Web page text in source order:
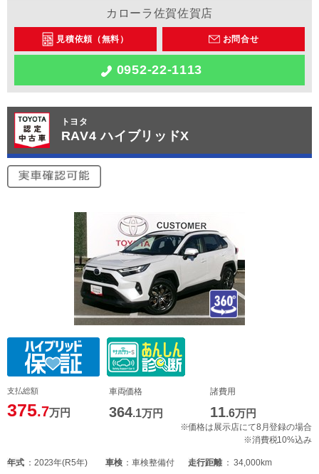
カローラ佐賀佐賀店
見積依頼（無料） お問合せ
0952-22-1113
トヨタ
RAV4 ハイブリッドX
支払総額
375.7万円
車両価格
364.1万円
諸費用
11.6万円
※価格は展示店にて8月登録の場合
※消費税10%込み
年式 2023年(R5年) 車検 車検整備付 走行距離
34,000km